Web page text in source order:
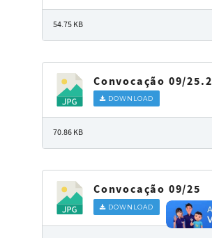
54.75 KB
Convocação 09/25.2
DOWNLOAD
70.86 KB
Convocação 09/25
DOWNLOAD